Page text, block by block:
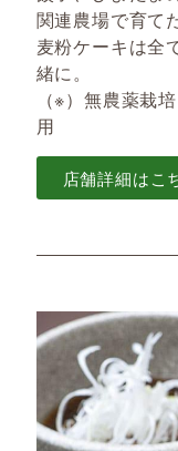
関連農場で育て
麦粉ケーキは全
緒に。
（※）無農薬栽
用
店舗詳細はこ